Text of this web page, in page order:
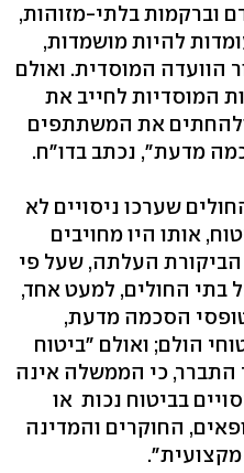
וברקמות בלתי-מזוהות,
להיות מושמדות,
הוועדה המוסדית. ואולם
המוסדיות לחייב את
את המשתתפים
מדעת", נכתב בדו"ח.
שערכו ניסויים לא
אותו היו מחויבים
העלתה, שעל פי
בתי החולים, למעט אחד,
הסכמה מדעת,
הולם; ואולם "ביטוח
התברר, כי הממשלה אינה
בביטוח נכות או
החוקרים והמדינה